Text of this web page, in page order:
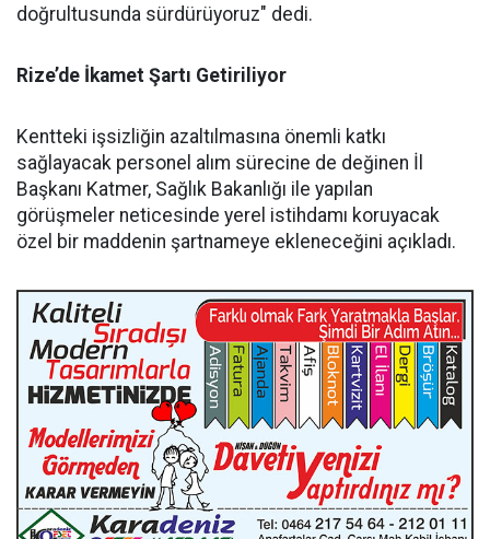
doğrultusunda sürdürüyoruz" dedi.
Rize’de İkamet Şartı Getiriliyor
Kentteki işsizliğin azaltılmasına önemli katkı
sağlayacak personel alım sürecine de değinen İl
Başkanı Katmer, Sağlık Bakanlığı ile yapılan
görüşmeler neticesinde yerel istihdamı koruyacak
özel bir maddenin şartnameye ekleneceğini açıkladı.